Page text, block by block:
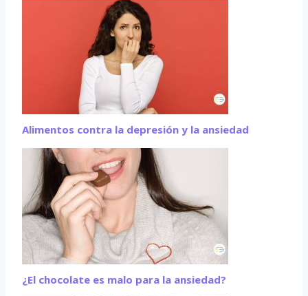
Alimentos contra la depresión y la ansiedad
¿El chocolate es malo para la ansiedad?